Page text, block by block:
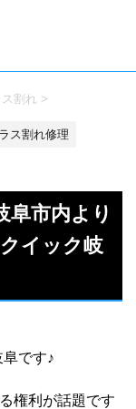
割れ >
ス割れ修理
阜市内より
イック岐
です♪
権利が話題です